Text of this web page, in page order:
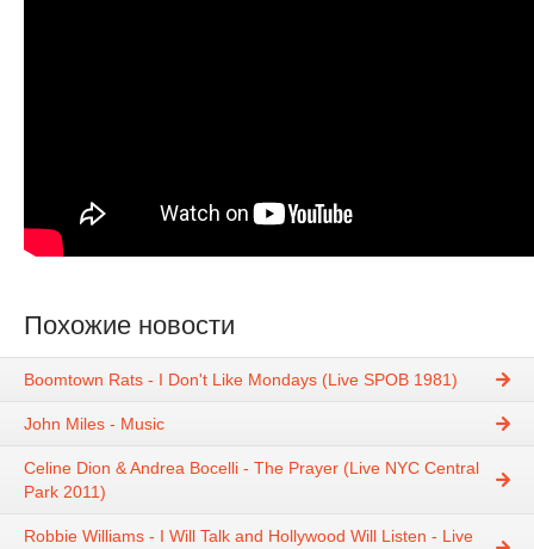
Похожие новости
Boomtown Rats - I Don't Like Mondays (Live SPOB 1981)
John Miles - Music
Celine Dion & Andrea Bocelli - The Prayer (Live NYC Central
Park 2011)
Robbie Williams - I Will Talk and Hollywood Will Listen - Live